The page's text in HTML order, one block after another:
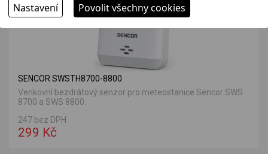
SENCOR SWSTH8700-8800
Venkovní bezdrátový senzor pro meteostanice Sencor SWS
8700 a SWS 8800.
247 bez DPH
299 Kč
Nastavení Povolit všechny cookies